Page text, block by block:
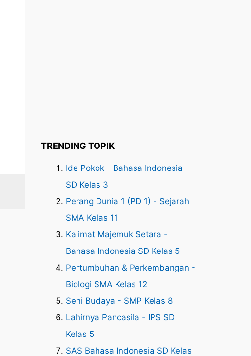
TRENDING TOPIK
Ide Pokok - Bahasa Indonesia
SD Kelas 3
Perang Dunia 1 (PD 1) - Sejarah
SMA Kelas 11
Kalimat Majemuk Setara -
Bahasa Indonesia SD Kelas 5
Pertumbuhan & Perkembangan -
Biologi SMA Kelas 12
Seni Budaya - SMP Kelas 8
Lahirnya Pancasila - IPS SD
Kelas 5
SAS Bahasa Indonesia SD Kelas